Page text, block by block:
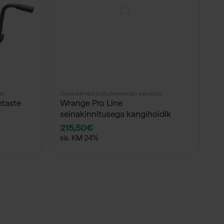
Jõuseadmed ja jõutreeningu varustus
Wrange Pro Line
seinakinnitusega kangihoidik
215,50€
sis. KM 24%